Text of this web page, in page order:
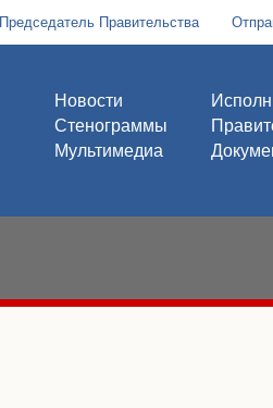
Председатель Правительства
Новости
Стенограммы
Мультимедиа